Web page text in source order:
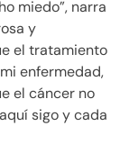
miedo”, narra
y
el tratamiento
enfermedad,
el cáncer no
sigo y cada